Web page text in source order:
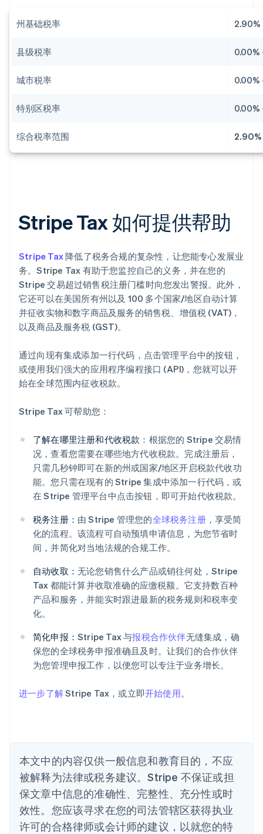
州基础税率 2.90%
县级税率 0.00%
城市税率 0.00%
特别区税率 0.00%
综合税率范围 2.90%
Stripe Tax 如何提供帮助
Stripe Tax降低了税务合规的复杂性，让您能专心发展业
务。Stripe Tax 有助于您监控自己的义务，并在您的
Stripe 交易超过销售税注册门槛时向您发出警报。此外，
它还可以在美国所有州以及 100 多个国家/地区自动计算
并征收实物和数字商品及服务的销售税、增值税 (VAT)，
以及商品及服务税 (GST)。
通过向现有集成添加一行代码，点击管理平台中的按钮，
或使用我们强大的应用程序编程接口 (API)，您就可以开
始在全球范围内征收税款。
Stripe Tax 可帮助您：
了解在哪里注册和代收税款 ：根据您的 Stripe 交易情
况，查看您需要在哪些地方代收税款。完成注册后，
只需几秒钟即可在新的州或国家/地区开启税款代收功
能。您只需在现有的 Stripe 集成中添加一行代码，或
在 Stripe 管理平台中点击按钮，即可开始代收税款。
税务注册： 由 Stripe 管理您的全球税务注册，享受简
化的流程。该流程可自动预填申请信息，为您节省时
间，并简化对当地法规的合规工作。
自动收取： 无论您销售什么产品或销往何处，Stripe
Tax 都能计算并收取准确的应缴税额。它支持数百种
产品和服务，并能实时跟进最新的税务规则和税率变
化。
简化申报： Stripe Tax 与报税合作伙伴无缝集成，确
保您的全球税务申报准确且及时。让我们的合作伙伴
为您管理申报工作，以便您可以专注于业务增长。
进一步了解Stripe Tax，或立即开始使用。
本文中的内容仅供一般信息和教育目的，不应
被解释为法律或税务建议。Stripe 不保证或担
保文章中信息的准确性、完整性、充分性或时
效性。您应该寻求在您的司法管辖区获得执业
许可的合格律师或会计师的建议，以就您的特
阿联酋
English
爱尔兰
爱沙尼亚
English
奥地利
DeutschEnglish
English
English
比利时
NederlandsFrançaisDeutschEnglish
波兰
English
丹麦
English
德国